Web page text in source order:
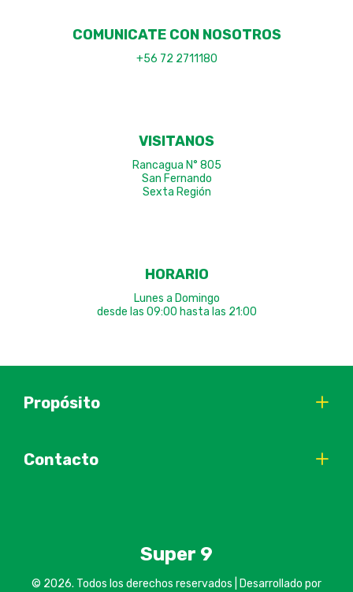
COMUNICATE CON NOSOTROS
+56 72 2711180
VISITANOS
Rancagua N° 805
San Fernando
Sexta Región
HORARIO
Lunes a Domingo
desde las 09:00 hasta las 21:00
Propósito
Contacto
Super 9
© 2026. Todos los derechos reservados | Desarrollado por